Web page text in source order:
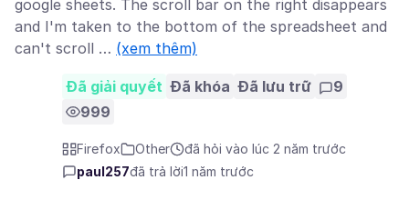
google sheets. The scroll bar on the right disappears
and I'm taken to the bottom of the spreadsheet and
can't scroll … (xem thêm)
Đã giải quyết Đã khóa Đã lưu trữ
9
999
Firefox Other
đã hỏi vào lúc 2 năm trước
paul257đã trả lời1 năm trước